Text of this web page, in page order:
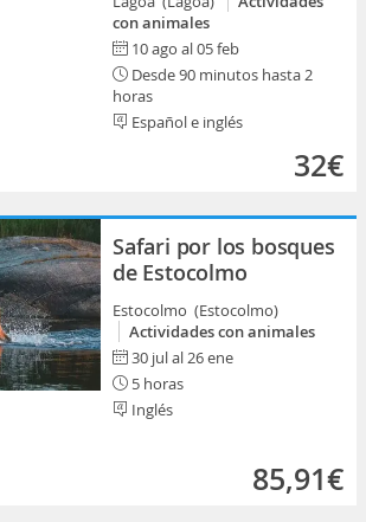
con animales
10 ago al 05 feb
Desde 90 minutos hasta 2
horas
Español e inglés
32€
Safari por los bosques
de Estocolmo
Estocolmo (Estocolmo)
Actividades con animales
30 jul al 26 ene
5 horas
Inglés
85,91€